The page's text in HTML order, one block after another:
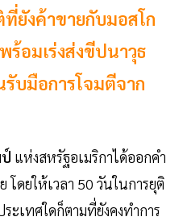
ยังค้าขายกับมอสโก
ร้อมเร่งส่งขีปนาวุธ
บมือการโจมตีจาก
แห่งสหรัฐอเมริกาได้ออกคำ
โดยให้เวลา 50 วันในการยุติ
ะเทศใดก็ตามที่ยังคงทำการ